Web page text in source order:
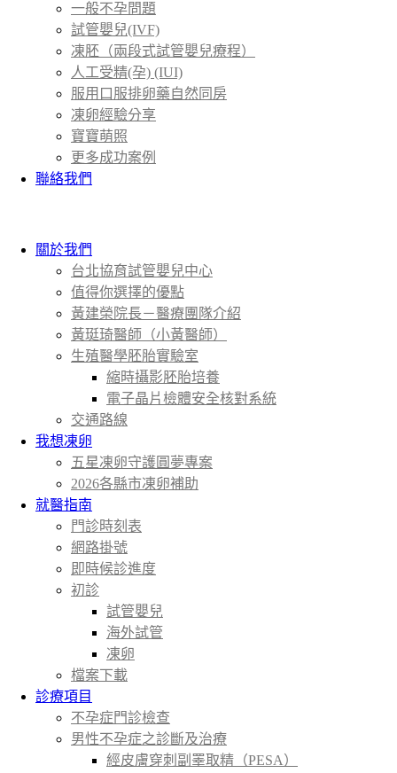
一般不孕問題
試管嬰兒(IVF)
凍胚（兩段式試管嬰兒療程）
人工受精(孕) (IUI)
服用口服排卵藥自然同房
凍卵經驗分享
寶寶萌照
更多成功案例
聯絡我們
關於我們
台北協育試管嬰兒中心
值得你選擇的優點
黃建榮院長－醫療團隊介紹
黃珽琦醫師（小黃醫師）
生殖醫學胚胎實驗室
縮時攝影胚胎培養
電子晶片檢體安全核對系統
交通路線
我想凍卵
五星凍卵守護圓夢專案
2026各縣市凍卵補助
就醫指南
門診時刻表
網路掛號
即時候診進度
初診
試管嬰兒
海外試管
凍卵
檔案下載
診療項目
不孕症門診檢查
男性不孕症之診斷及治療
經皮膚穿刺副睪取精（PESA）